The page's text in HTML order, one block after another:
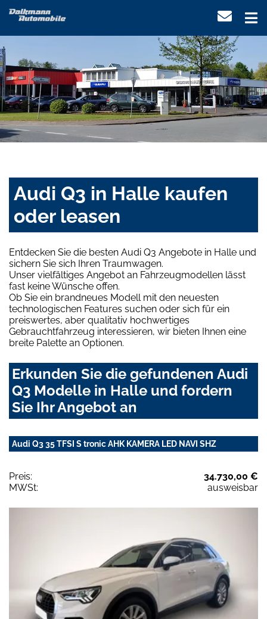
Audi Q3 in Halle kaufen
oder leasen
Entdecken Sie die besten Audi Q3 Angebote in Halle und
sichern Sie sich Ihren Traumwagen.
Unser vielfältiges Angebot an Fahrzeugmodellen lässt
fast keine Wünsche offen.
Ob Sie ein brandneues Modell mit den neuesten
technologischen Features suchen oder sich für ein
preiswertes, aber qualitativ hochwertiges
Gebrauchtfahrzeug interessieren, wir bieten Ihnen eine
breite Palette an Optionen.
Erkunden Sie die gefundenen Audi
Q3 Modelle in Halle und fordern
Sie Ihr Angebot an
Audi Q3 35 TFSI S tronic AHK KAMERA LED NAVI SHZ
Preis:
34.730,00 €
MWSt:
ausweisbar